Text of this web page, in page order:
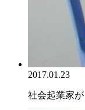
2017.01.23
社会起業家